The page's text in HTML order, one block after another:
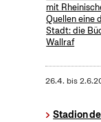
mit
Quellen eine
Stadt: die
Wallraf
26.4. bis
Stadion